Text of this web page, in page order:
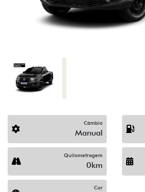
Câmbio
Manual
Quilometragem
0km
Cor